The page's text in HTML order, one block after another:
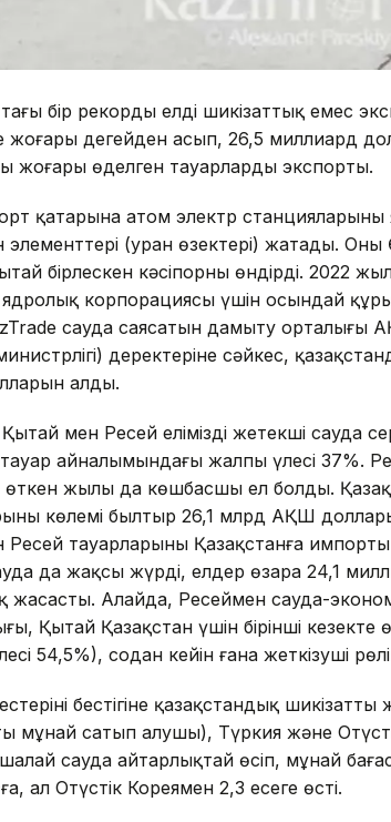
бір рекорды елдің шикізаттық емес
жоғары деңгейден асып, 26,5 миллиард
өңделген тауарлардың экспорты.
қатарына атом электр
элементтері (уран өзектері) жатады.
бірлескен кәсіпорны өндірді. 2022
корпорациясы үшін осындай
сауда саясатын дамыту орталығы
деректеріне сәйкес,
алды.
мен Ресей еліміздің жетекші сауда
тауар айналымындағы жалпы үлесі 37%.
жылы да көшбасшы ел болды.
көлемі былтыр 26,1 млрд АҚШ
Ресей тауарларының Қазақстанға
да жақсы жүрді, елдер өзара 24,1
жасасты. Алайда, Ресеймен сауда-
Қытай Қазақстан үшін бірінші кезекте
54,5%), содан кейін ғана жеткізуші
бестігіне қазақстандық
мұнай сатып алушы), Түркия және
сауда айтарлықтай өсіп, мұнай
ал Оңтүстік Кореямен 2,3 есеге өсті.